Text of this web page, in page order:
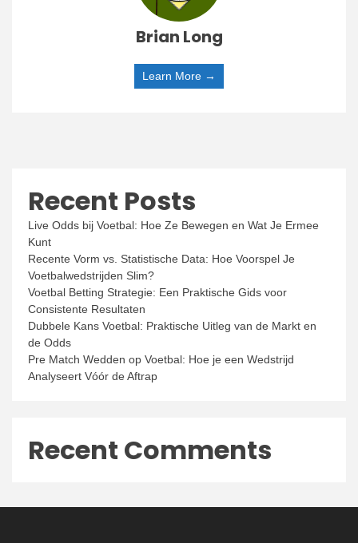
Brian Long
Learn More →
Recent Posts
Live Odds bij Voetbal: Hoe Ze Bewegen en Wat Je Ermee
Kunt
Recente Vorm vs. Statistische Data: Hoe Voorspel Je
Voetbalwedstrijden Slim?
Voetbal Betting Strategie: Een Praktische Gids voor
Consistente Resultaten
Dubbele Kans Voetbal: Praktische Uitleg van de Markt en
de Odds
Pre Match Wedden op Voetbal: Hoe je een Wedstrijd
Analyseert Vóór de Aftrap
Recent Comments